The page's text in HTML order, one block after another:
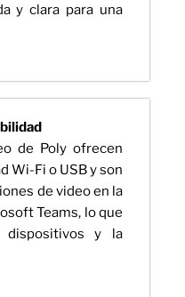
y clara para una
de Poly ofrecen
Wi-Fi o USB y son
de video en la
Teams, lo que
y la